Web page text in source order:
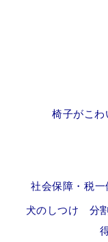
椅子がこ
社会保障・税
犬のしつけ 分